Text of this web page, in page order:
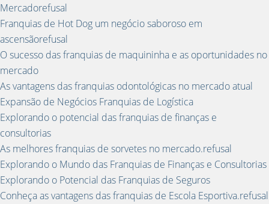
Mercadorefusal
Franquias de Hot Dog um negócio saboroso em
ascensãorefusal
O sucesso das franquias de maquininha e as oportunidades no
mercado
As vantagens das franquias odontológicas no mercado atual
Expansão de Negócios Franquias de Logística
Explorando o potencial das franquias de finanças e
consultorias
As melhores franquias de sorvetes no mercado.refusal
Explorando o Mundo das Franquias de Finanças e Consultorias
Explorando o Potencial das Franquias de Seguros
Conheça as vantagens das franquias de Escola Esportiva.refusal